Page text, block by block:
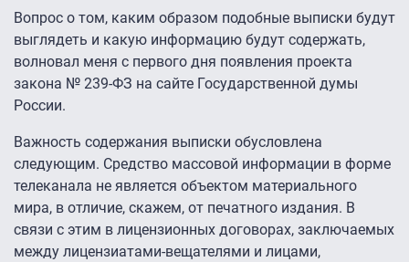
Вопрос о том, каким образом подобные выписки будут
выглядеть и какую информацию будут содержать,
волновал меня с первого дня появления проекта
закона № 239-ФЗ на сайте Государственной думы
России.
Важность содержания выписки обусловлена
следующим. Средство массовой информации в форме
телеканала не является объектом материального
мира, в отличие, скажем, от печатного издания. В
связи с этим в лицензионных договорах, заключаемых
между лицензиатами-вещателями и лицами,